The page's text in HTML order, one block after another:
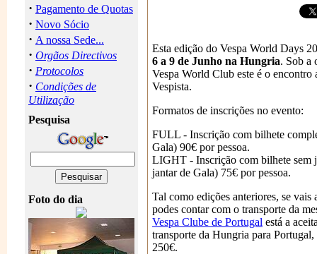
· Pagamento de Quotas
· Novo Sócio
· A nossa Sede...
· Orgãos Directivos
· Protocolos
· Condições de
Utilização
Pesquisa
Foto do dia
Esta edição do Vespa World Days
6 a 9 de Junho na Hungria. Sob a
Vespa World Club este é o encontro
Vespista.
Formatos de inscrições no evento:
FULL - Inscrição com bilhete
Gala) 90€ por pessoa.
LIGHT - Inscrição com bilhete sem
jantar de Gala) 75€ por pessoa.
Tal como edições anteriores, se vais
podes contar com o transporte da
Vespa Clube de Portugal está a
transporte da Hungria para
250€.